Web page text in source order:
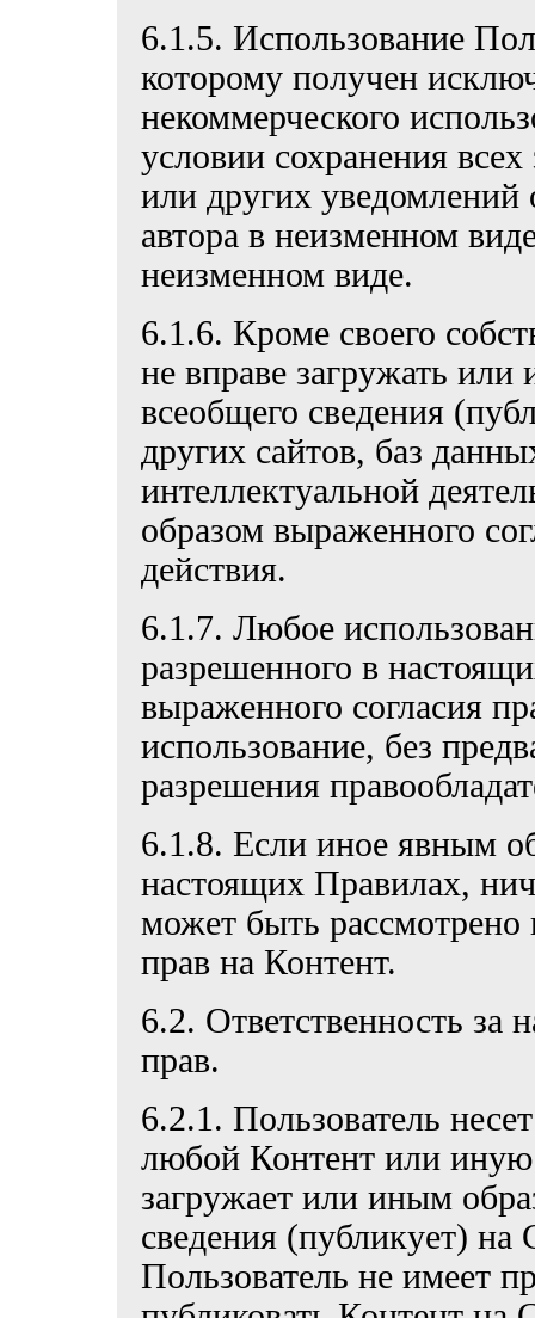
6.1.5. Использование
которому получен
некоммерческого
условии сохранения всех
или других уведомлений
автора в неизменном
неизменном виде.
6.1.6. Кроме своего
не вправе загружать
всеобщего сведения
других сайтов, баз
интеллектуальной
образом выраженного
действия.
6.1.7. Любое
разрешенного в
выраженного согласия
использование, без
разрешения
6.1.8. Если иное явным
настоящих Правилах,
может быть рассмотрено
прав на Контент.
6.2. Ответственность за
прав.
6.2.1. Пользователь
любой Контент или
загружает или иным
сведения (публикует)
Пользователь не имеет